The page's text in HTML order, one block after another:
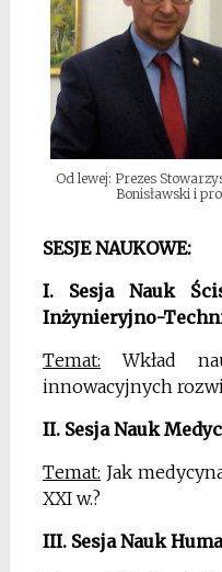
Od lewej: Prezes
Bonisławski i
SESJE NAUKOWE:
I. Sesja Nauk
Inżynieryjno-
Temat: Wkład
innowacyjnych
II. Sesja Nauk
Temat: Jak
XXI w.?
III. Sesja Nauk